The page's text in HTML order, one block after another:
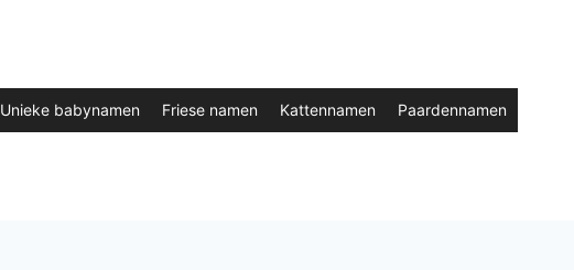
Unieke babynamen Friese namen Kattennamen Paardennamen